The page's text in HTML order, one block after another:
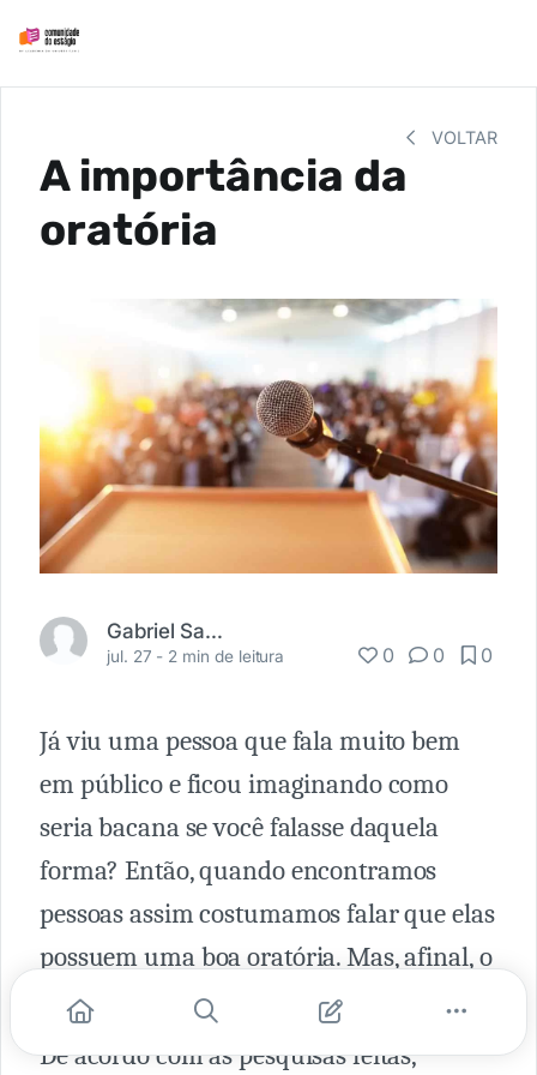
VOLTAR
A importância da
oratória
Gabriel Santos
jul. 27 - 2 min de leitura 0 0 0
Já viu uma pessoa que fala muito bem
em público e ficou imaginando como
seria bacana se você falasse daquela
forma? Então, quando encontramos
pessoas assim costumamos falar que elas
possuem uma boa oratória. Mas, afinal, o
que é oratória?
De acordo com as pesquisas feitas,